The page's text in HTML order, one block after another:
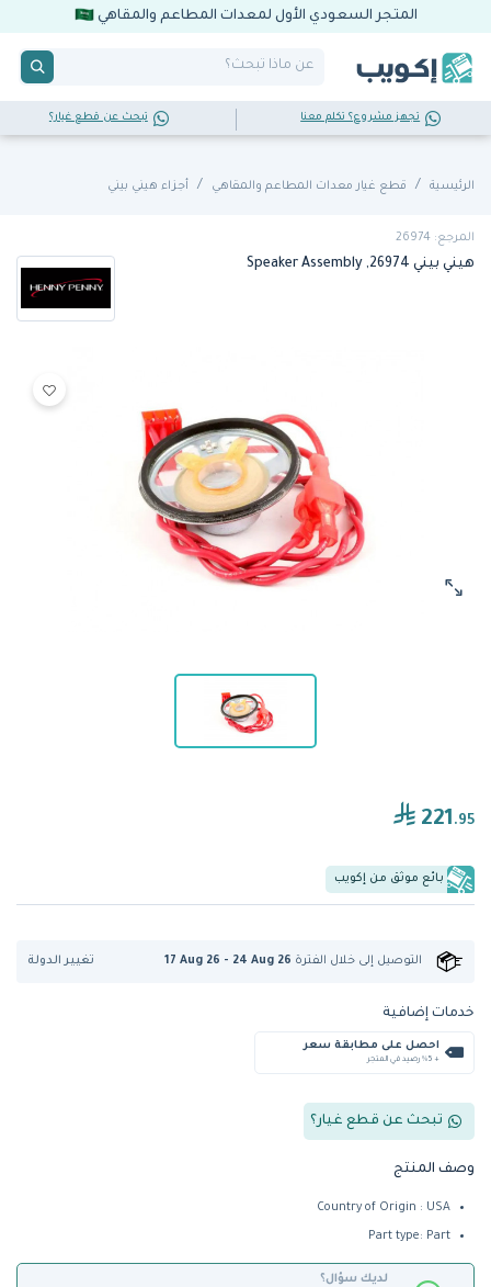
المتجر السعودي الأول لمعدات المطاعم والمقاهي
تجهز مشروع؟ تكلم معنا تبحث عن قطع غيار؟
الرئيسية قطع غيار معدات المطاعم والمقاهي أجزاء هيني بيني
المرجع: 26974
هيني بيني 26974, Speaker Assembly
221 .95
بائع موثق من إكويب
التوصيل إلى خلال الفترة 17 Aug 26 - 24 Aug 26 تغيير الدولة
خدمات إضافية
احصل على مطابقة سعر
+ %5 رصيد في المتجر
تبحث عن قطع غيار؟
وصف المنتج
Country of Origin : USA
Part type: Part
لديك سؤال؟